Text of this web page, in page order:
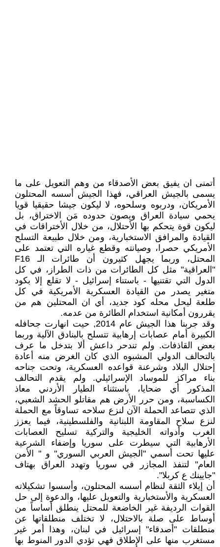
أتمنى ان يفيق بعض الأصدقاء من وهم التعويل على ما
يسمى بالجيش العراقي، فهذا الجيش أسسه المحتلون
الأمريكان، ودربوه وسلحوه، لا ليكون جيشا حقيقيا قويا
يحمي سيادة العراق ويصون حدوده مَن الاختراق، بل
ليكون قوة يتحكم بها الأحتلال، من خلال الأختراقات في
القيادة والمرافق الاستخبارية، ومن خلال طبيعة التسلح
الأمريكي حصرا، وصيانته وقطع غياره التي تعتمد على
المحتل، وربما يجهل كثيرون أن طائرات الـ F16
"العراقية" مثل كل الطائرات من ذات الطراز، في كل
الدول التي تقتنيها - باستناء إسرائيل - لا تقلع إلا بكود
متغير يصدر من القيادة العسكرية الأمريكية في كل
طلعة ليحل محله كود جديد، أي ان المحتلين هم من
يقررون أمكانية استخدام الطائرة من عدمه.
وقد جربنا هذا الجيش عام 2014, حيت انهارت جحافله
الكبيرة أمام عصابات إرهابية تتسلح بالبنادق الآلية وربما
بعض القاذفات. ولم تندحر داعش ألا بتدخل ما عرف
بالتحالف الدولي المشبوه الذي كان الغرض منه أعادة
إحتلال البلاد وشرعنة قواعده العسكرية، وتحت جناحه
بناء مراكز للموساد الإسرائيلي. ولم يقدم التحالف
المذكور أي ضحايا، باستثناء الطيار الأردني معاذ
الكساسبة، ومن حرر الأرض هم مقاتلو الحشد الشعبي،
الذي تتصاعد الحملة الآن لنزع سلاحه تساوقاً مع الحملة
لنزع سلاح المقاومة اللبنانية والفلسطينية، فيما يعزز
الغرب وأدواته الخليجية والتركية تسليح العصابات
الأرهابية التي سيطرت على سوريا وإضفاء الشرعية
عليها تحت أسمي "الجيش العربي السوري" و " الأمن
العام" لتنفذ المجازر في سوريا وتهدد العراق بهتاف
"جايينك ع كربلا".
أن إيلاء الثقة لنظام أسسه المحتلون، وأسسوا تشكيلاته
العسكرية والأستخبارية والتعويل عليها، والدعوة إلى حل
القوات الرديفة غير الخاضعة للمحتل ينطلق أساساً من
أوساط على صلة بالاحتلال، لا تختلف منطلقاتها عن
منطلقات "أصدقاء" إسرائيل في لبنان، وهذا أمر غير
مستغرب منها على الإطلاق فهي تؤدي الدور المنوط بها